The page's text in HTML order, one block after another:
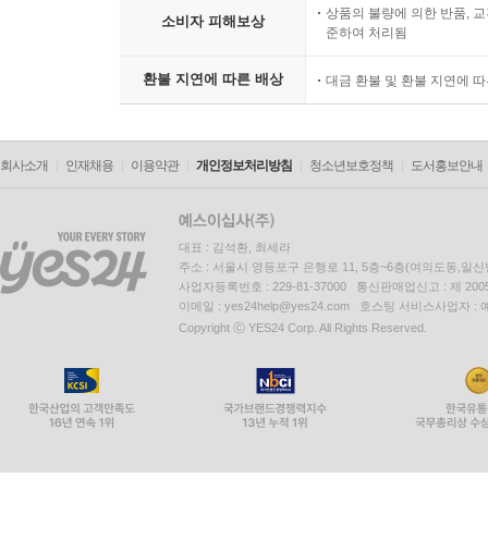
소비자 피해보상
상품의 불량에 의한 반품,
준하여 처리됨
환불 지연에 따른 배상 대금 환불 및 환불 지연에
회사소개 인재채용 이용약관 개인정보처리방침 청소년보호정책 도서홍보안내
대표 : 김석환, 최세라
주소 : 서울시 영등포구 은행로 11, 5층~6층(여의도동,일신
사업자등록번호 : 229-81-37000 통신판매업신고 : 제
이메일 : yes24help@yes24.com 호스팅 서비스사업자 :
Copyright ⓒ YES24 Corp. All Rights Reserved.